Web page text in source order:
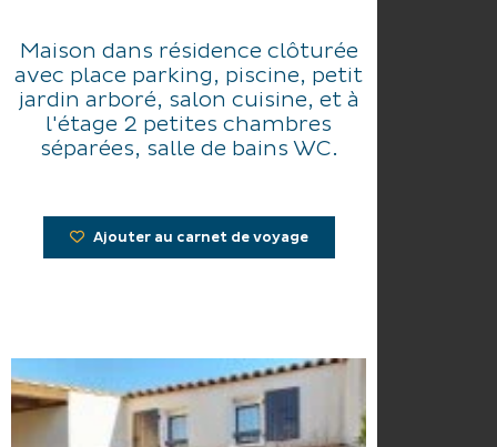
Maison dans résidence clôturée
avec place parking, piscine, petit
jardin arboré, salon cuisine, et à
l'étage 2 petites chambres
séparées, salle de bains WC.
Ajouter au carnet de voyage